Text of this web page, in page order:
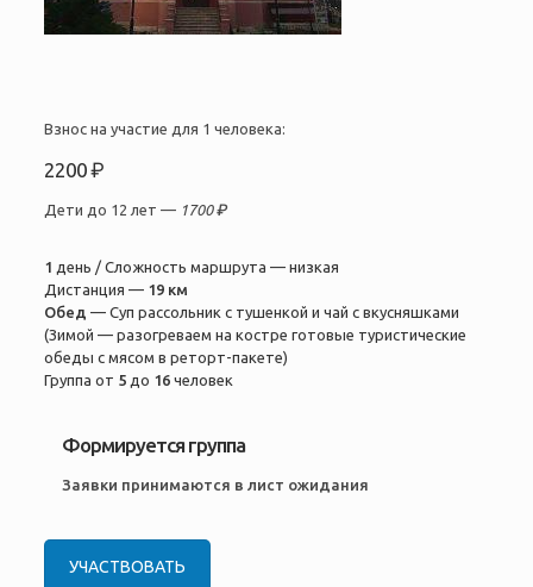
Взнос на участие для 1 человека:
2200 ₽
Дети до 12 лет — 1700 ₽
1 день / Сложность маршрута — низкая
Дистанция — 19 км
Обед — Суп рассольник с тушенкой и чай с вкусняшками
(Зимой — разогреваем на костре готовые туристические
обеды с мясом в реторт-пакете)
Группа от 5до 16человек
Формируется группа
Заявки принимаются в лист ожидания
УЧАСТВОВАТЬ